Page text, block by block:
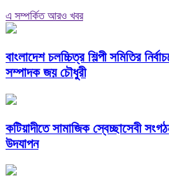
এ সম্পর্কিত আরও খবর
বাংলাদেশ চলচ্চিত্র শিল্পী সমিতির
সম্পাদক জয় চৌধুরী
কটিয়াদীতে সামাজিক স্বেচ্ছাসেবী
উদযাপন